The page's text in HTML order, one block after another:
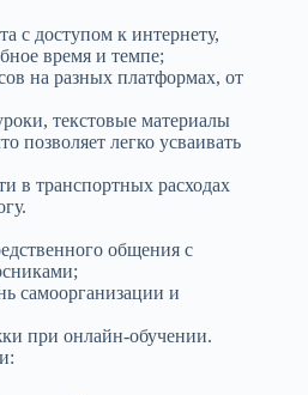
с доступом к интернету,
время и темпе;
на разных платформах, от
текстовые материалы
позволяет легко усваивать
в транспортных расходах
общения с
самоорганизации и
при онлайн-обучении.